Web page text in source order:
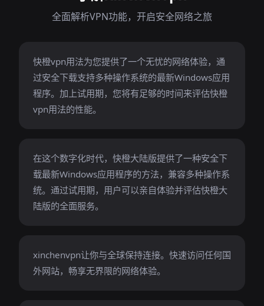
全面解析VPN功能，开启安全网络之旅
快橙vpn用法为您提供了一个无忧的网络体验，通
过安全下载支持多种操作系统的最新Windows应用
程序。加上试用期，您将有足够的时间来评估快橙
vpn用法的性能。
在这个数字化时代，快橙大陆版提供了一种安全下
载最新Windows应用程序的方法，兼容多种操作系
统。通过试用期，用户可以亲自体验并评估快橙大
陆版的全面服务。
xinchenvpn让你与全球保持连接。快速访问任何国
外网站，畅享无界限的网络体验。